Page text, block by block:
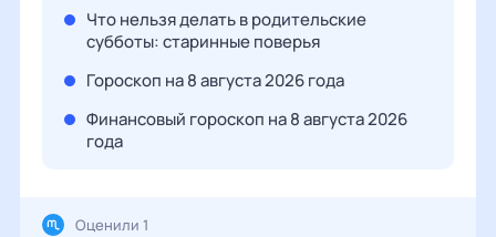
Что нельзя делать в родительские
субботы: старинные поверья
Гороскоп на 8 августа 2026 года
Финансовый гороскоп на 8 августа 2026
года
Оценили 1